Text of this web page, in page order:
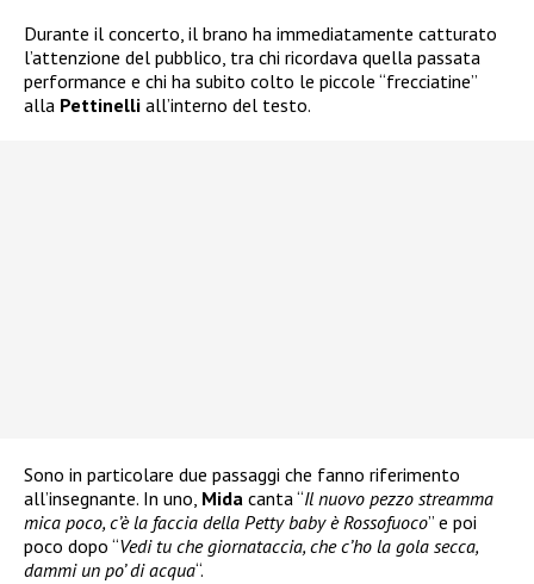
Durante il concerto, il brano ha immediatamente catturato
l’attenzione del pubblico, tra chi ricordava quella passata
performance e chi ha subito colto le piccole “frecciatine”
alla Pettinelli all’interno del testo.
Sono in particolare due passaggi che fanno riferimento
all’insegnante. In uno, Mida canta “Il nuovo pezzo streamma
mica poco, c’è la faccia della Petty baby è Rossofuoco” e poi
poco dopo “Vedi tu che giornataccia, che c’ho la gola secca,
dammi un po’ di acqua“.